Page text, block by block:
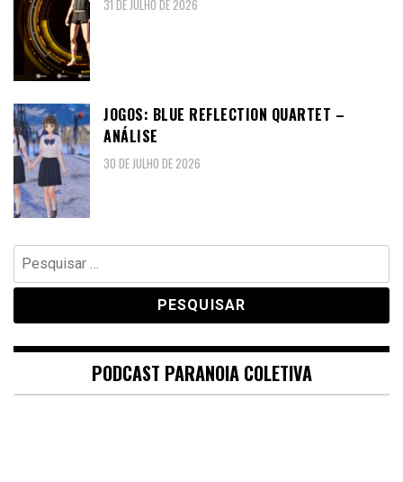
31 DE JULHO DE 2026
JOGOS: BLUE REFLECTION QUARTET –
ANÁLISE
30 DE JULHO DE 2026
Pesquisar
por:
PODCAST PARANOIA COLETIVA